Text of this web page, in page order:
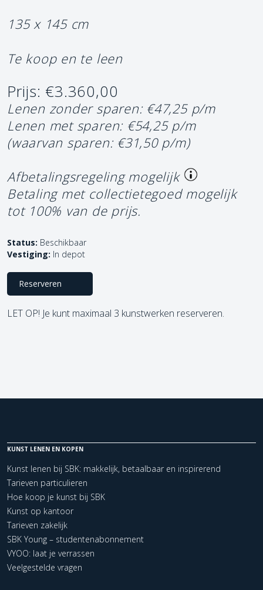
135 x 145 cm
Te koop en te leen
Prijs: €3.360,00
Lenen zonder sparen: €47,25 p/m
Lenen met sparen: €54,25 p/m
(waarvan sparen: €31,50 p/m)
Afbetalingsregeling mogelijk
Betaling met collectietegoed mogelijk
tot 100% van de prijs.
Status: Beschikbaar
Vestiging: In depot
Reserveren
LET OP! Je kunt maximaal 3 kunstwerken reserveren.
KUNST LENEN EN KOPEN
Kunst lenen bij SBK: makkelijk, betaalbaar en inspirerend
Tarieven particulieren
Hoe koop je kunst bij SBK
Kunst op kantoor
Tarieven zakelijk
SBK Young – studentenabonnement
VYOO: laat je verrassen
Veelgestelde vragen